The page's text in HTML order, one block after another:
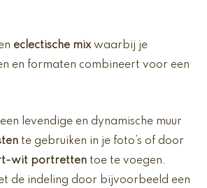
eclectische mixwaarbij je
en formaten combineert voor een
levendige en dynamische muur
te gebruiken in je foto’s of door
wit portretten toe te voegen.
de indeling door bijvoorbeeld een